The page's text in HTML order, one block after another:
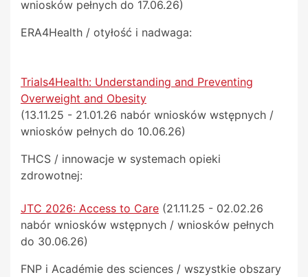
wniosków pełnych do 17.06.26)
ERA4Health / otyłość i nadwaga:
Trials4Health: Understanding and Preventing
Overweight and Obesity
(13.11.25 - 21.01.26 nabór wniosków wstępnych /
wniosków pełnych do 10.06.26)
THCS / innowacje w systemach opieki
zdrowotnej:
JTC 2026: Access to Care (21.11.25 - 02.02.26
nabór wniosków wstępnych / wniosków pełnych
do 30.06.26)
FNP i Académie des sciences / wszystkie obszary